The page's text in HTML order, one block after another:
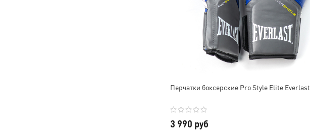
Перчатки боксерские Pro Style Elite Everlast
3 990 руб